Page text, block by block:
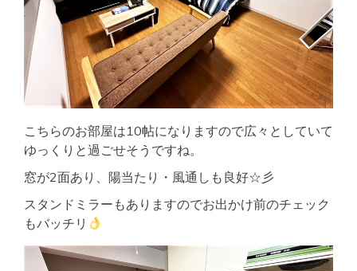
こちらのお部屋は10帖になりますので広々としていて
ゆっくりと過ごせそうですね。
窓が2面あり、陽当たり・風通しも良好☆彡
スタンドミラーもありますのでお出かけ前のチェック
もバッチリ